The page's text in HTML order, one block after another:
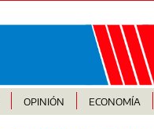
OPINIÓN ECONOMÍA